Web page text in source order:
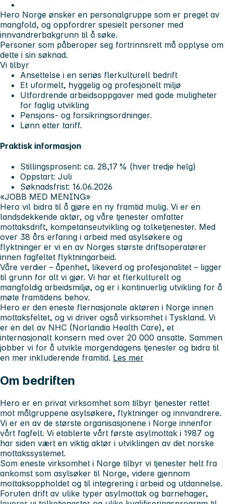
Hero Norge ønsker en personalgruppe som er preget av
mangfold, og oppfordrer spesielt personer med
innvandrerbakgrunn til å søke.
Personer som påberoper seg fortrinnsrett må opplyse om
dette i sin søknad.
Vi tilbyr
Ansettelse i en seriøs flerkulturell bedrift
Et uformelt, hyggelig og profesjonelt miljø
Utfordrende arbeidsoppgaver med gode muligheter
for faglig utvikling
Pensjons- og forsikringsordninger.
Lønn etter tariff.
Praktisk informasjon
Stillingsprosent: ca. 28,17 % (hver tredje helg)
Oppstart: Juli
Søknadsfrist: 16.06.2026
«JOBB MED MENING»
Hero vil bidra til å gjøre en ny framtid mulig. Vi er en
landsdekkende aktør, og våre tjenester omfatter
mottaksdrift, kompetanseutvikling og tolketjenester. Med
over 38 års erfaring i arbeid med asylsøkere og
flyktninger er vi en av Norges største driftsoperatører
innen fagfeltet flyktningarbeid.
Våre verdier – åpenhet, likeverd og profesjonalitet – ligger
til grunn for alt vi gjør. Vi har et flerkulturelt og
mangfoldig arbeidsmiljø, og er i kontinuerlig utvikling for å
møte framtidens behov.
Hero er den eneste flernasjonale aktøren i Norge innen
mottaksfeltet, og vi driver også virksomhet i Tyskland. Vi
er en del av NHC (Norlandia Health Care), et
internasjonalt konsern med over 20 000 ansatte. Sammen
jobber vi for å utvikle morgendagens tjenester og bidra til
en mer inkluderende framtid. Les mer
Om bedriften
Hero er en privat virksomhet som tilbyr tjenester rettet
mot målgruppene asylsøkere, flyktninger og innvandrere.
Vi er en av de største organisasjonene i Norge innenfor
vårt fagfelt. Vi etablerte vårt første asylmottak i 1987 og
har siden vært en viktig aktør i utviklingen av det norske
mottakssystemet.
Som eneste virksomhet i Norge tilbyr vi tjenester helt fra
ankomst som asylsøker til Norge, videre gjennom
mottaksoppholdet og til integrering i arbeid og utdannelse.
Foruten drift av ulike typer asylmottak og barnehager,